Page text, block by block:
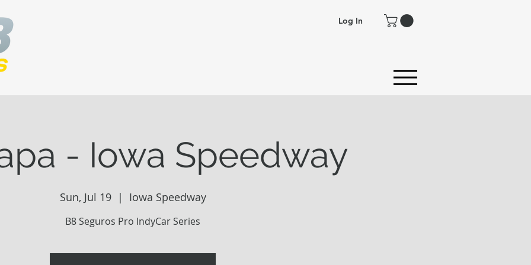
Log In
- Iowa Speedway
Sun, Jul 19
  |
Iowa Speedway
B8 Seguros Pro IndyCar Series